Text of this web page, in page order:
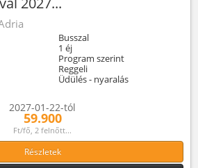
Busszal
1 éj
Program szerint
Reggeli
Üdülés - nyaralás
2027-01-22-tól
59.900
Ft/fő, 2 felnőtt...
Részletek